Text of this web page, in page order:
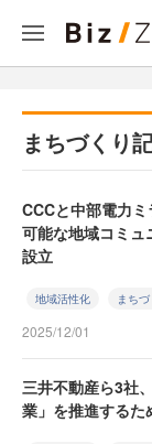
まちづくり
CCCと中部電力
可能な地域コミュ
設立
地域活性化 まちづ
2025/12/01
三井不動産ら3社
業」を推進するた